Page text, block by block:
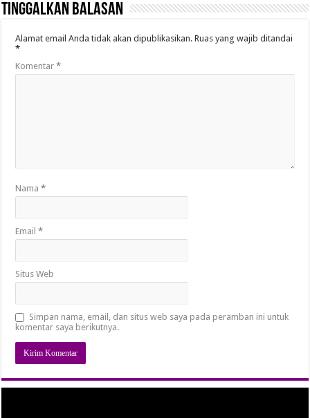
Tinggalkan Balasan
Alamat email Anda tidak akan dipublikasikan. Ruas yang wajib ditandai
*
Komentar*
Nama*
Email*
Situs Web
Simpan nama, email, dan situs web saya pada peramban ini untuk
komentar saya berikutnya.